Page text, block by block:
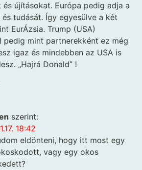
újításokat. Európa pedig adja a
és tudását. Így egyesülve a két
EurÁzsia. Trump (USA)
pedig mint partnerekként ez még
igaz és mindebben az USA is
„Hajrá Donald” !
szerint:
18:42
eldönteni, hogy itt most egy
vagy egy okos